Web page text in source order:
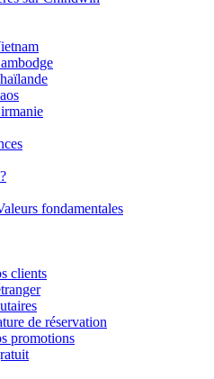
fondamentales
clients
de réservation
promotions